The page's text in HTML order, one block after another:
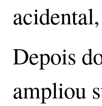
Depois
ampliou